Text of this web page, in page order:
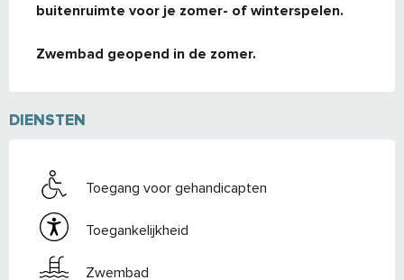
buitenruimte voor je zomer- of winterspelen.
Zwembad geopend in de zomer.
DIENSTEN
Toegang voor gehandicapten
Toegankelijkheid
Zwembad